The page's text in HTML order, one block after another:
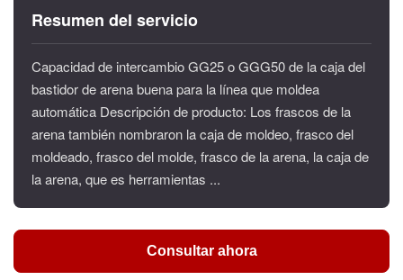
Resumen del servicio
Capacidad de intercambio GG25 o GGG50 de la caja del
bastidor de arena buena para la línea que moldea
automática Descripción de producto: Los frascos de la
arena también nombraron la caja de moldeo, frasco del
moldeado, frasco del molde, frasco de la arena, la caja de
la arena, que es herramientas ...
Consultar ahora